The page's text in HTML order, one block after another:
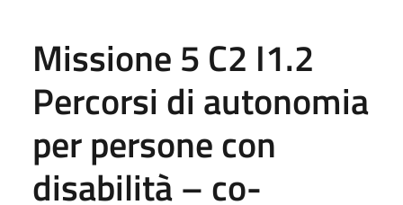
Missione 5 C2 I1.2
Percorsi di autonomia
per persone con
disabilità – co-